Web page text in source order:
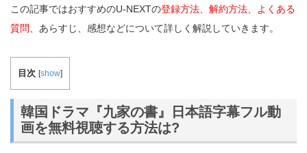
この記事ではおすすめのU-NEXTの登録方法、解約方法、よくある
質問
、あらすじ、感想などについて詳しく解説していきます。
目次 [show]
韓国ドラマ『九家の書』日本語字幕フル動
画を無料視聴する方法は?